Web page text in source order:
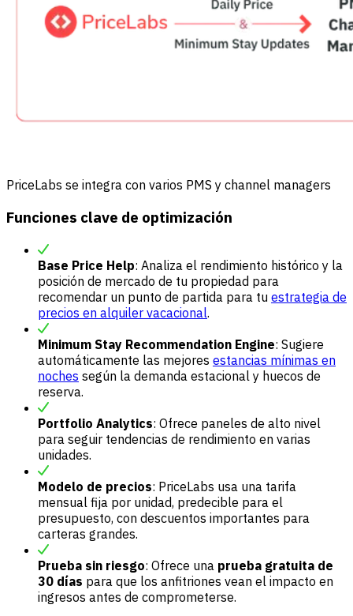
PriceLabs se integra con varios PMS y channel managers
Funciones clave de optimización
Base Price Help: Analiza el rendimiento histórico y la
posición de mercado de tu propiedad para
recomendar un punto de partida para tu estrategia de
precios en alquiler vacacional.
Minimum Stay Recommendation Engine: Sugiere
automáticamente las mejores estancias mínimas en
noches según la demanda estacional y huecos de
reserva.
Portfolio Analytics: Ofrece paneles de alto nivel
para seguir tendencias de rendimiento en varias
unidades.
Modelo de precios: PriceLabs usa una tarifa
mensual fija por unidad, predecible para el
presupuesto, con descuentos importantes para
carteras grandes.
Prueba sin riesgo: Ofrece una prueba gratuita de
30 días para que los anfitriones vean el impacto en
ingresos antes de comprometerse.